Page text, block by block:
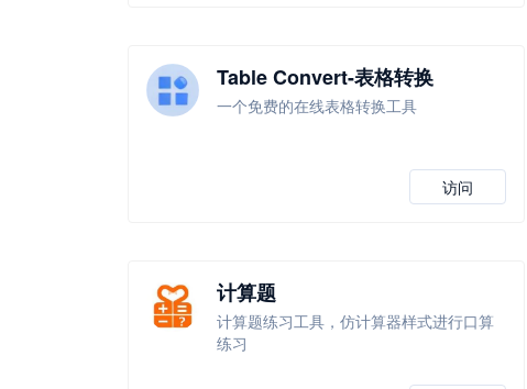
Table Convert-表格转换
一个免费的在线表格转换工具
访问
计算题
计算题练习工具，仿计算器样式进行口算
练习